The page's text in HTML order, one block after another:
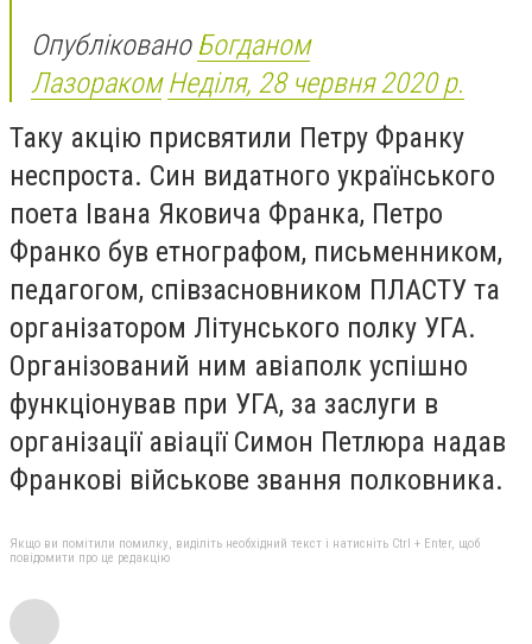
Опубліковано Богданом
Лазораком Неділя, 28 червня 2020 р.
Таку акцію присвятили Петру Франку
неспроста. Син видатного українського
поета Івана Яковича Франка, Петро
Франко був етнографом, письменником,
педагогом, співзасновником ПЛАСТУ та
організатором Літунського полку УГА.
Організований ним авіаполк успішно
функціонував при УГА, за заслуги в
організації авіації Симон Петлюра надав
Франкові військове звання полковника.
Якщо ви помітили помилку, виділіть необхідний текст і натисніть Ctrl + Enter, щоб
повідомити про це редакцію